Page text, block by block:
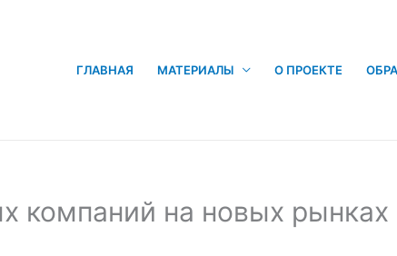
ГЛАВНАЯ МАТЕРИАЛЫ О ПРОЕКТЕ
компаний на новых рынках